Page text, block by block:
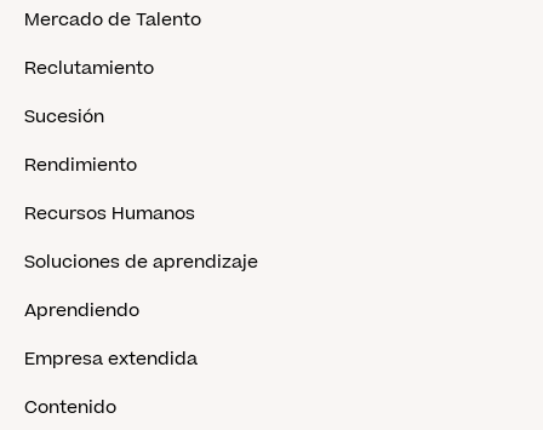
Mercado de Talento
Reclutamiento
Sucesión
Rendimiento
Recursos Humanos
Soluciones de aprendizaje
Aprendiendo
Empresa extendida
Contenido